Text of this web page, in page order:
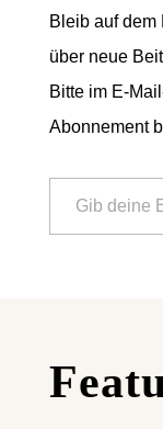
Bleib auf dem
über neue
Bitte im E-
Abonnement
Gib deine E-Mail-Adresse ein ...